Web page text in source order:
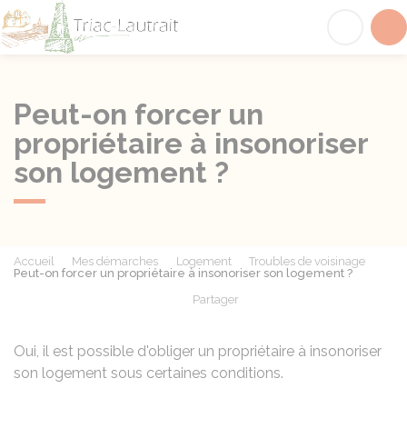
Peut-on forcer un
propriétaire à insonoriser
son logement ?
Accueil Mes démarches Logement
Troubles de voisinage
Peut-on forcer un propriétaire à insonoriser son logement ?
Partager
Oui, il est possible d'obliger un propriétaire à insonoriser
son logement sous certaines conditions.